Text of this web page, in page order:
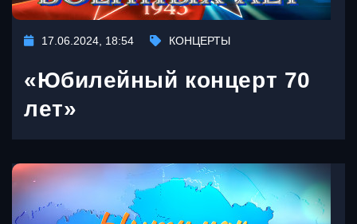
17.06.2024, 18:54 КОНЦЕРТЫ
«Юбилейный концерт 70
лет»